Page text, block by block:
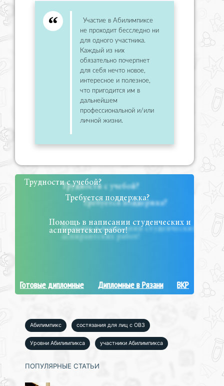
Участие в Абилимпиксе
не проходит бесследно ни
для одного участника.
Каждый из них
обязательно почерпнет
для себя нечто новое,
интересное и полезное,
что пригодится им в
дальнейшем
профессиональной и/или
личной жизни.
Трудности с учебой?
Требуется поддержка?
Помощь в написании студенческих и
аспирантских работ!
Готовые дипломные Дипломные в Рязани ВКР
Абилимпикс состязания для лиц с ОВЗ
Уровни Абилимпикса участники Абилимпикса
ПОПУЛЯРНЫЕ СТАТЬИ